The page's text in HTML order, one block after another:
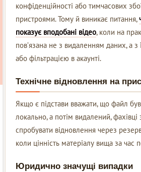
конфіденційності або тимчасових
пристроями. Тому й виникає питання,
показує вподобані відео, коли на
пов’язана не з видаленням даних, а
або фільтрацією в акаунті.
Технічне відновлення на
Якщо є підстави вважати, що файл
локально, а потім видалений,
спробувати відновлення через
коли цінність матеріалу вища за час
Юридично значущі випадки